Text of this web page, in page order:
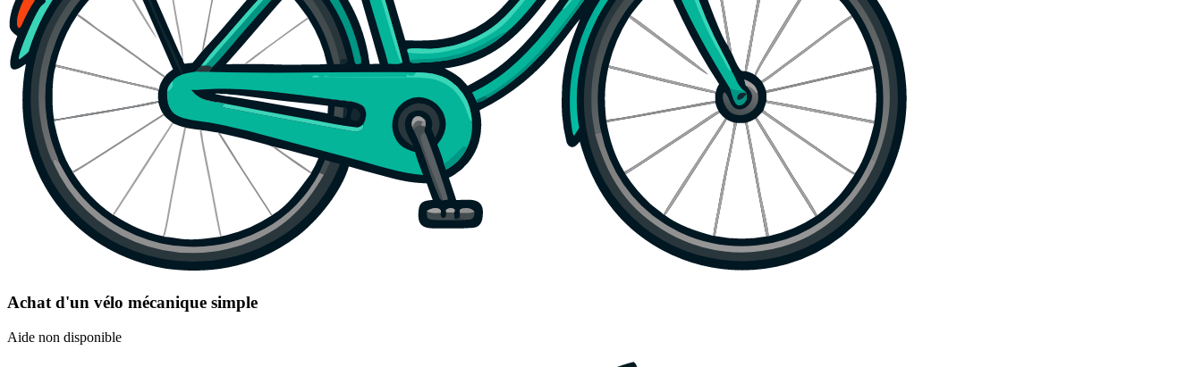
Achat d'un vélo mécanique simple
Aide non disponible